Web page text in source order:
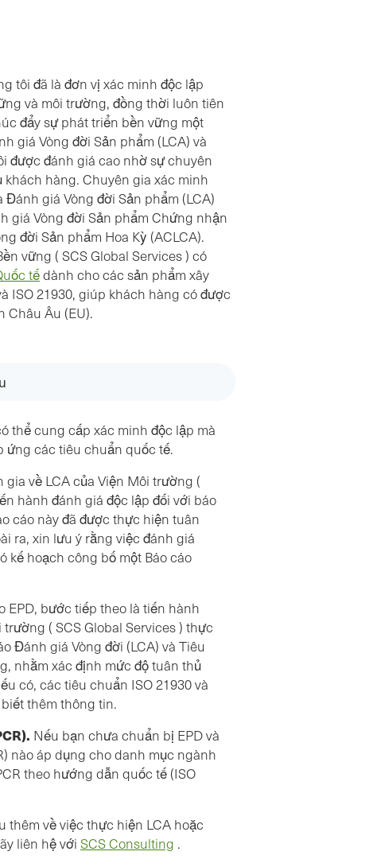
tôi đã là đơn vị xác minh độc lập
và môi trường, đồng thời luôn tiên
đẩy sự phát triển bền vững một
giá Vòng đời Sản phẩm (LCA) và
được đánh giá cao nhờ sự chuyên
hàng. Chuyên gia xác minh
giá Vòng đời Sản phẩm (LCA)
giá Vòng đời Sản phẩm Chứng nhận
đời Sản phẩm Hoa Kỳ (ACLCA).
vững ( SCS Global Services ) có
tếdành cho các sản phẩm xây
ISO 21930, giúp khách hàng có được
Châu Âu (EU).
thể cung cấp xác minh độc lập mà
ứng các tiêu chuẩn quốc tế.
gia về LCA của Viện Môi trường (
hành đánh giá độc lập đối với báo
cáo này đã được thực hiện tuân
ra, xin lưu ý rằng việc đánh giá
kế hoạch công bố một Báo cáo
EPD, bước tiếp theo là tiến hành
( SCS Global Services ) thực
Đánh giá Vòng đời (LCA) và Tiêu
nhằm xác định mức độ tuân thủ
có, các tiêu chuẩn ISO 21930 và
thêm thông tin.
Nếu bạn chưa chuẩn bị EPD và
nào áp dụng cho danh mục ngành
theo hướng dẫn quốc tế (ISO
thêm về việc thực hiện LCA hoặc
liên hệ với SCS Consulting .
thiết từ công ty chúng tôi để tạo EPD. Họ thậm chí
còn dành thời gian để thiết lập hội nghị truyền hình
với chúng tôi để làm sáng tỏ một số câu hỏi mà
chúng tôi có. Chúng tôi muốn giới thiệu SCS Global
Services cho bất kỳ công ty nào cần EPD."
Juan Delgado, Vinton Steel - Đã xác minh EPD
cho thép cây chế tạo